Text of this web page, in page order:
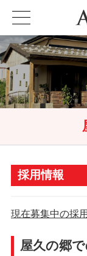
採用情報
現在募集中の採
屋久の郷